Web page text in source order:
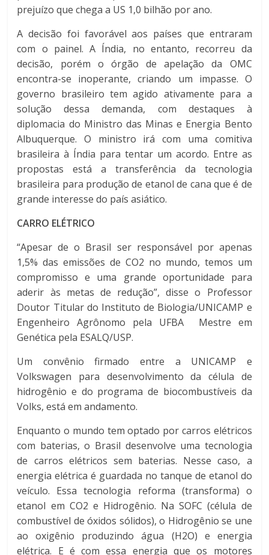
prejuízo que chega a US 1,0 bilhão por ano.
A decisão foi favorável aos países que entraram
com o painel. A Índia, no entanto, recorreu da
decisão, porém o órgão de apelação da OMC
encontra-se inoperante, criando um impasse. O
governo brasileiro tem agido ativamente para a
solução dessa demanda, com destaques à
diplomacia do Ministro das Minas e Energia Bento
Albuquerque. O ministro irá com uma comitiva
brasileira à Índia para tentar um acordo. Entre as
propostas está a transferência da tecnologia
brasileira para produção de etanol de cana que é de
grande interesse do país asiático.
CARRO ELÉTRICO
“Apesar de o Brasil ser responsável por apenas
1,5% das emissões de CO2 no mundo, temos um
compromisso e uma grande oportunidade para
aderir às metas de redução”, disse o Professor
Doutor Titular do Instituto de Biologia/UNICAMP e
Engenheiro Agrônomo pela UFBA Mestre em
Genética pela ESALQ/USP.
Um convênio firmado entre a UNICAMP e
Volkswagen para desenvolvimento da célula de
hidrogênio e do programa de biocombustíveis da
Volks, está em andamento.
Enquanto o mundo tem optado por carros elétricos
com baterias, o Brasil desenvolve uma tecnologia
de carros elétricos sem baterias. Nesse caso, a
energia elétrica é guardada no tanque de etanol do
veículo. Essa tecnologia reforma (transforma) o
etanol em CO2 e Hidrogênio. Na SOFC (célula de
combustível de óxidos sólidos), o Hidrogênio se une
ao oxigênio produzindo água (H2O) e energia
elétrica. E é com essa energia que os motores